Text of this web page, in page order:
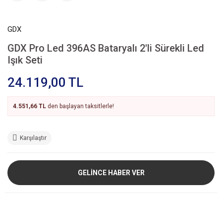
GDX
GDX Pro Led 396AS Bataryalı 2'li Sürekli Led
Işık Seti
24.119,00 TL
4.551,66 TL den başlayan taksitlerle!
Karşılaştır
GELİNCE HABER VER